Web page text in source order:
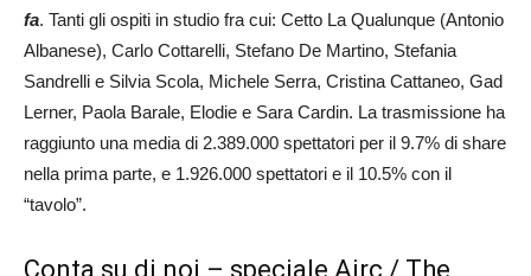
fa. Tanti gli ospiti in studio fra cui: Cetto La Qualunque (Antonio
Albanese), Carlo Cottarelli, Stefano De Martino, Stefania
Sandrelli e Silvia Scola, Michele Serra, Cristina Cattaneo, Gad
Lerner, Paola Barale, Elodie e Sara Cardin. La trasmissione ha
raggiunto una media di 2.389.000 spettatori per il 9.7% di share
nella prima parte, e 1.926.000 spettatori e il 10.5% con il
“tavolo”.
Conta su di noi – speciale Airc / The